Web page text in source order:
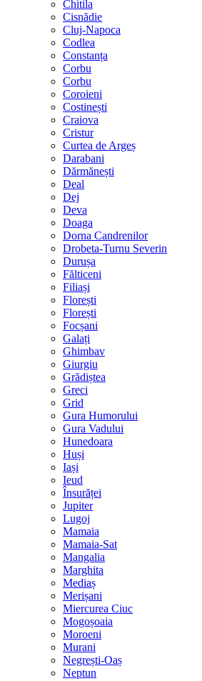
Chitila
Cisnădie
Cluj-Napoca
Codlea
Constanța
Corbu
Corbu
Coroieni
Costinești
Craiova
Cristur
Curtea de Argeș
Darabani
Dărmănești
Deal
Dej
Deva
Doaga
Dorna Candrenilor
Drobeta-Turnu Severin
Durușa
Fălticeni
Filiași
Florești
Florești
Focșani
Galați
Ghimbav
Giurgiu
Grădiștea
Greci
Grid
Gura Humorului
Gura Vadului
Hunedoara
Huși
Iași
Ieud
Însurăței
Jupiter
Lugoj
Mamaia
Mamaia-Sat
Mangalia
Marghita
Mediaș
Merișani
Miercurea Ciuc
Mogoșoaia
Moroeni
Murani
Negrești-Oaș
Neptun